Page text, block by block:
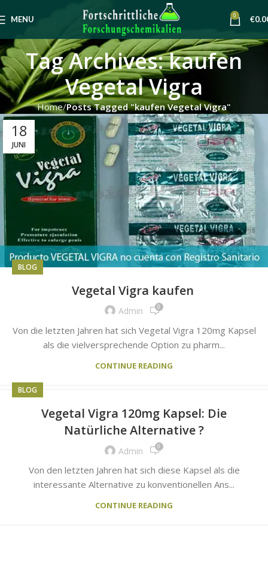
MENU 0 €
Tag Archives: kaufen
Vegetal Vigra
Home Posts Tagged "kaufen Vegetal Vigra"
18
JUNI
BLOG
Vegetal Vigra kaufen
Admin 0
Von die letzten Jahren hat sich Vegetal Vigra 120mg Kapsel
als die vielversprechende Option zu pharm...
CONTINUE READING
BLOG
Vegetal Vigra 120mg Kapsel: Die
Natürliche Alternative ?
Admin 0
Von den letzten Jahren hat sich diese Kapsel als die
interessante Alternative zu konventionellen Ans...
CONTINUE READING